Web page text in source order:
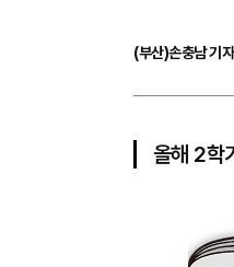
(부산)손충남 기자
올해 2학